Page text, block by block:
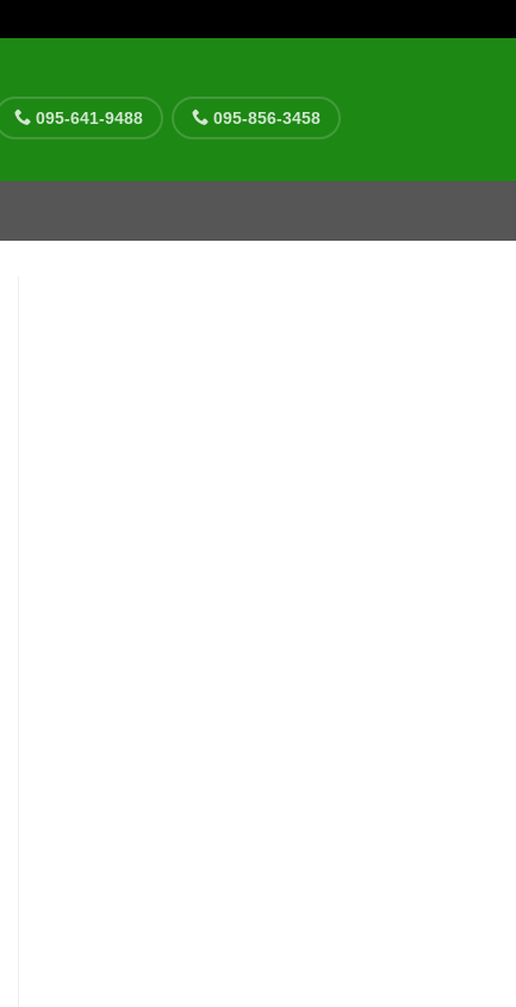
095-641-9488 095-856-3458